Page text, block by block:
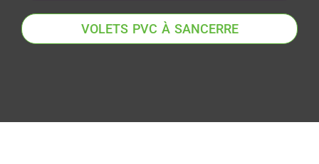
VOLETS PVC À SANCERRE